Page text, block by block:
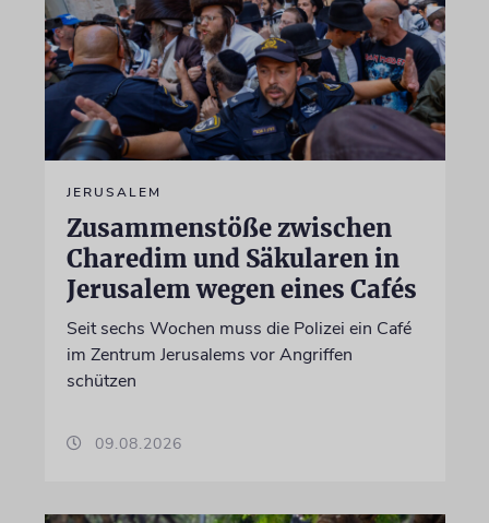
JERUSALEM
Zusammenstöße zwischen
Charedim und Säkularen in
Jerusalem wegen eines Cafés
Seit sechs Wochen muss die Polizei ein Café
im Zentrum Jerusalems vor Angriffen
schützen
09.08.2026